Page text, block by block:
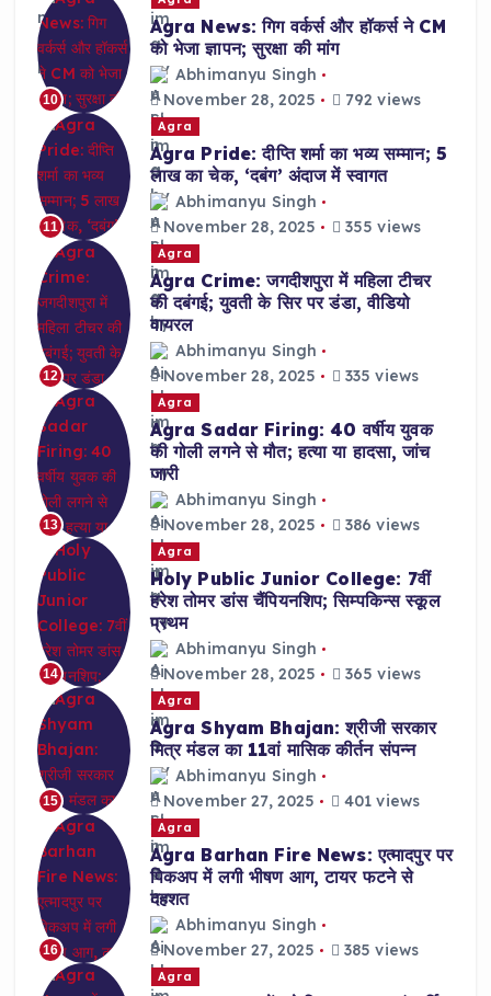
10
Agra News: गिग वर्कर्स और हॉकर्स ने CM
को भेजा ज्ञापन; सुरक्षा की मांग
Abhimanyu Singh
November 28, 2025
792 views
11
Agra
Agra Pride: दीप्ति शर्मा का भव्य सम्मान; 5
लाख का चेक, ‘दबंग’ अंदाज में स्वागत
Abhimanyu Singh
November 28, 2025
355 views
12
Agra
Agra Crime: जगदीशपुरा में महिला टीचर
की दबंगई; युवती के सिर पर डंडा, वीडियो
वायरल
Abhimanyu Singh
November 28, 2025
335 views
13
Agra
Agra Sadar Firing: 40 वर्षीय युवक
की गोली लगने से मौत; हत्या या हादसा, जांच
जारी
Abhimanyu Singh
November 28, 2025
386 views
14
Agra
Holy Public Junior College: 7वीं
हरेश तोमर डांस चैंपियनशिप; सिम्पकिन्स स्कूल
प्रथम
Abhimanyu Singh
November 28, 2025
365 views
15
Agra
Agra Shyam Bhajan: श्रीजी सरकार
मित्र मंडल का 11वां मासिक कीर्तन संपन्न
Abhimanyu Singh
November 27, 2025
401 views
16
Agra
Agra Barhan Fire News: एत्मादपुर पर
पिकअप में लगी भीषण आग, टायर फटने से
दहशत
Abhimanyu Singh
November 27, 2025
385 views
Agra